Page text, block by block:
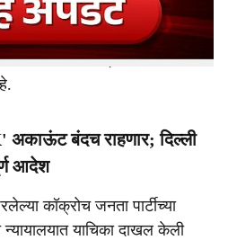
धाडी टाकून भेसळ करणाऱ्या
महाराष्ट्रातील पतंजली
करत तब्बल ७३ लाखांचा बनावट
अकाऊंट बंदच राहणार; दिल्ली
आदेश
कॉक्रोच जनता पार्टीच्या
याचिका दाखल केली